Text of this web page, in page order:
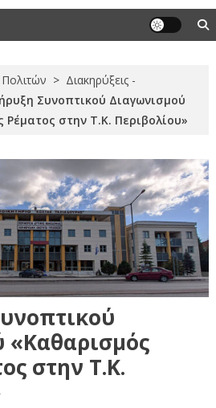
> Διακηρύξεις -
Συνοπτικού Διαγωνισμού
Ρέματος στην Τ.Κ. Περιβoλίου»
«Καθαρισμός
στην Τ.Κ.